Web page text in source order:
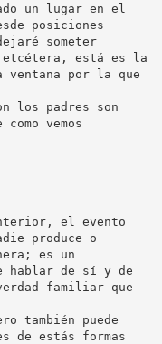
un lugar en el
posiciones
someter
etcétera, está es la
por la que
los padres son
vemos
el evento
produce o
es un
hablar de sí y de
familiar que
también puede
de estás formas